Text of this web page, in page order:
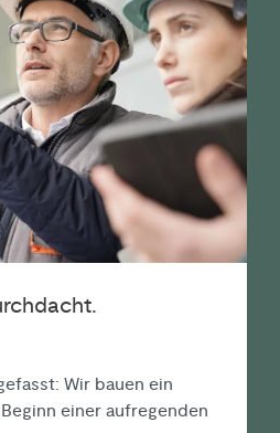
Wir bauen ein
einer aufregenden